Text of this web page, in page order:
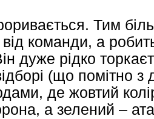
Тим
команди, а
дуже рідко
(що помітно з
де жовтий
а зелений –